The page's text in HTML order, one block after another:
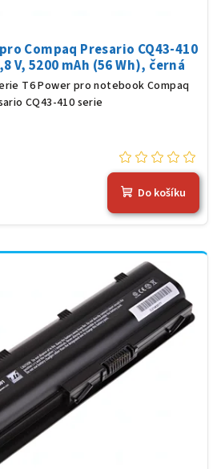
Compaq Presario CQ43-410
V, 5200 mAh (56 Wh), černá
T6 Power pro notebook Compaq
CQ43-410 serie
Do košíku